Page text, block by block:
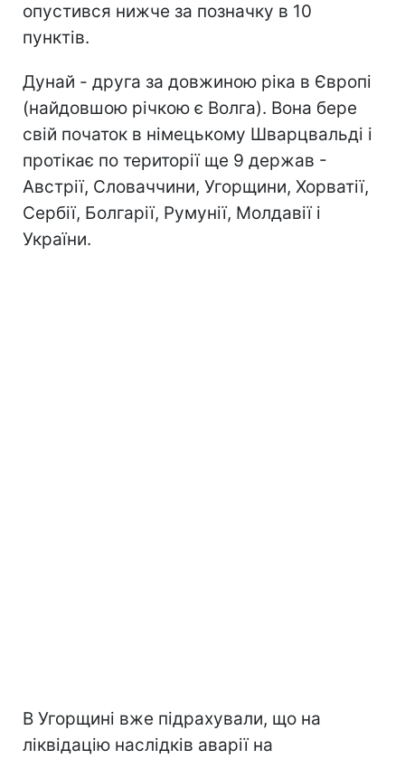
опустився нижче за позначку в 10
пунктів.
Дунай - друга за довжиною ріка в Європі
(найдовшою річкою є Волга). Вона бере
свій початок в німецькому Шварцвальді і
протікає по території ще 9 держав -
Австрії, Словаччини, Угорщини, Хорватії,
Сербії, Болгарії, Румунії, Молдавії і
України.
В Угорщині вже підрахували, що на
ліквідацію наслідків аварії на